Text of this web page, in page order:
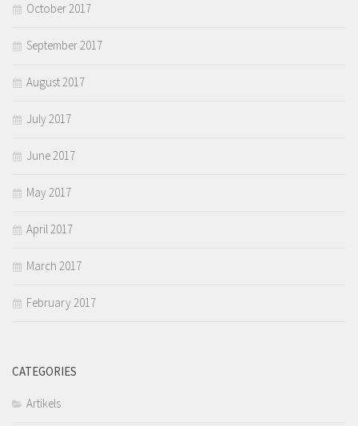
October 2017
September 2017
August 2017
July 2017
June 2017
May 2017
April 2017
March 2017
February 2017
CATEGORIES
Artikels